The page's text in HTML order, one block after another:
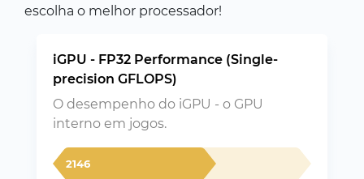
escolha o melhor processador!
iGPU - FP32 Performance (Single-
precision GFLOPS)
O desempenho do iGPU - o GPU
interno em jogos.
2146